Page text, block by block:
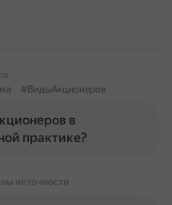
#ВидыАкционеров
в
практике?
неточности